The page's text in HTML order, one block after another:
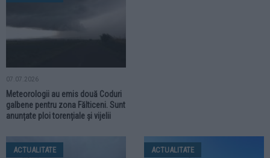
07.07.2026
Meteorologii au emis două Coduri
galbene pentru zona Fălticeni. Sunt
anunțate ploi torențiale și vijelii
ACTUALITATE ACTUALITATE